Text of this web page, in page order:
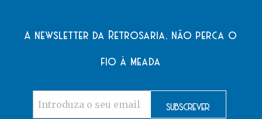
A newsletter da Retrosaria, não perca o
fio à meada